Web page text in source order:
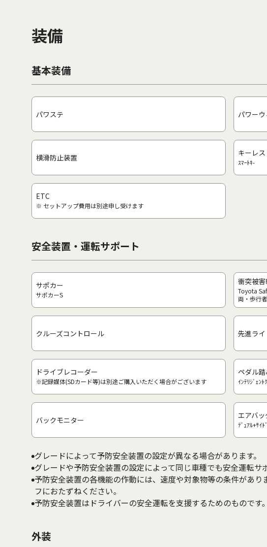
装備
基本装備
パワステ パワー
横滑防止装置 キーレス
ｽﾏｰﾄｷ-
ETC
※ セットアップ費用は別途申し受けます
安全装置・運転サポート
サポカー
サポカーS
衝突被
Toyota
両・歩行者
クルーズコントロール 先進ライ
ドライブレコーダー
※記録媒体(SDカード等)は別途ご購入いただく場合がございます
ペダル
ｲﾝﾃﾘｼﾞｪﾝﾄ
バックモニター エアバッ
ﾃﾞｭｱﾙ+ｻｲﾄ
グレードによって予防安全装置の設定が異なる場合があります。
グレードや予防安全装置の設定によって同じ車種でも安全運転サ
予防安全装置の各機能の作動には、速度や対象物等の条件があ
フにおたずねください。
予防安全装置はドライバーの安全運転を支援するためのものです
外装